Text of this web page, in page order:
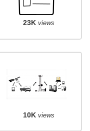
23K views
10K views